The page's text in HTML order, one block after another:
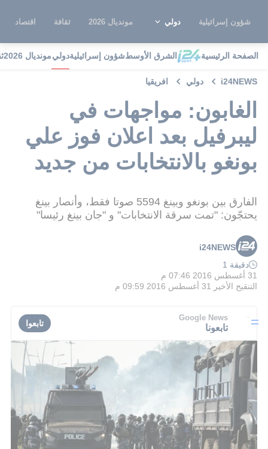
شؤون إسرائيلية دولي مونديال 2026 ثقافة اقتصاد
الصفحة الرئيسية الشرق الأوسطشؤون إسرائيليةدوليمونديال 2026
i24NEWS دولي افريقيا
الغابون: مواجهات في
ليبرفيل بعد اعلان فوز علي
بونغو بالانتخابات من جديد
الفارق بين بونغو وبينغ 5594 صوتا فقط، وأنصار بينغ
يحتجّون: "تمت سرقة الانتخابات" و "جان بينغ رئيسا"
i24NEWS
دقيقة 1
31 أغسطس 2016 07:46 م
التنقيح الأخير
31 أغسطس 2016 09:59 م
Google News
تابعونا تابعوا